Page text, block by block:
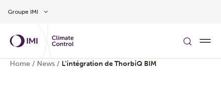
Groupe IMI
Home / News / L'intégration de ThorbiQ BIM